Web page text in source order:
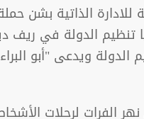
الذاتية بشن
تنظيم الدولة في
ويدعى "أبو
الفرات لرحلات